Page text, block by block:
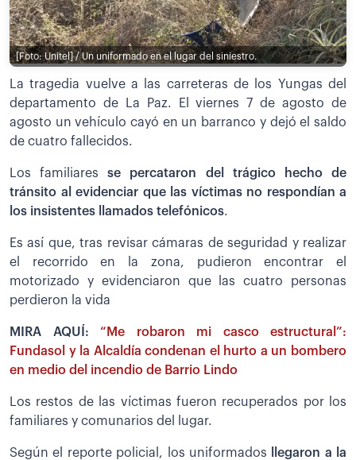
[Foto: Unitel] / Un uniformado en el lugar del siniestro.
La tragedia vuelve a las carreteras de los Yungas del
departamento de La Paz. El viernes 7 de agosto de
agosto un vehículo cayó en un barranco y dejó el saldo
de cuatro fallecidos.
Los familiaresse percataron del trágico hecho de
tránsito al evidenciar que las víctimas no respondían a
los insistentes llamados telefónicos.
Es así que, tras revisar cámaras de seguridad y realizar
el recorrido en la zona, pudieron encontrar el
motorizado y evidenciaron que las cuatro personas
perdieron la vida
MIRA AQUÍ: “Me robaron mi casco estructural”:
Fundasol y la Alcaldía condenan el hurto a un bombero
en medio del incendio de Barrio Lindo
Los restos de las víctimas fueron recuperados por los
familiares y comunarios del lugar.
Según el reporte policial, los uniformados
llegaron a la